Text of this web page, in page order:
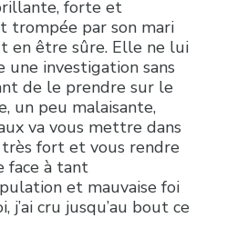
forte et
trompée par son mari
en être sûre. Elle ne lui
investigation sans
de le prendre sur le
un peu malaisante,
va vous mettre dans
fort et vous rendre
face à tant
et mauvaise foi
j’ai cru jusqu’au bout ce